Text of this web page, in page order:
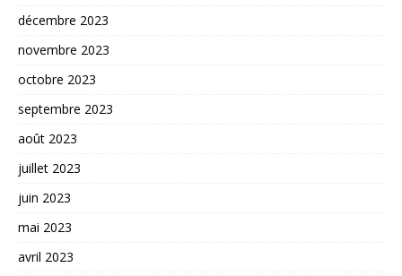
décembre 2023
novembre 2023
octobre 2023
septembre 2023
août 2023
juillet 2023
juin 2023
mai 2023
avril 2023